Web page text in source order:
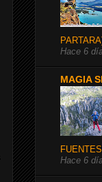
Hace 6
MAGIA
Hace 6